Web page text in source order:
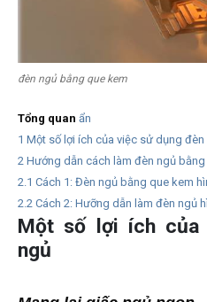
đèn ngủ bằng que kem
Tổng quan ẩn
1 Một số lợi ích của việc sử dụng đèn
2 Hướng dẫn cách làm đèn ngủ
2.1 Cách 1: Đèn ngủ bằng que kem
2.2 Cách 2: Hưỡng dẫn làm đèn ngủ
Một số lợi ích của
ngủ